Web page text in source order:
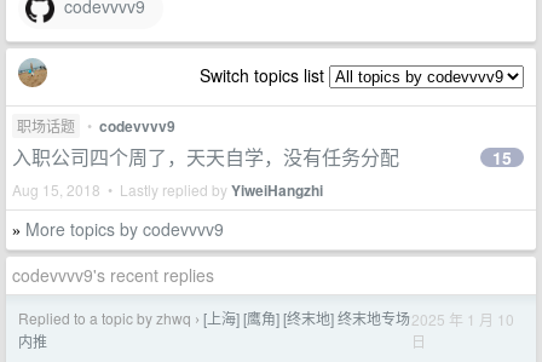
codevvvv9
Switch topics list
职场话题 • codevvvv9
入职公司四个周了，天天自学，没有任务分配
Aug 15, 2018 • Lastly replied byYiweiHangzhi
15
» More topics by codevvvv9
codevvvv9's recent replies
Replied to a topic by zhwq › [上海] [鹰角] [终末地] 终末地专场
内推
2025 年 1 月 10
日